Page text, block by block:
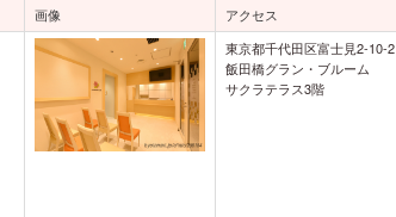
画像 アクセス
東京都千代田区富士見2-10-2
飯田橋グラン・ブルーム
サクラテラス3階